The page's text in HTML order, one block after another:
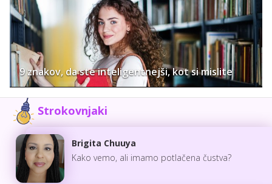
9 znakov, da ste inteligentnejši, kot si mislite
Strokovnjaki
Brigita Chuuya
Kako vemo, ali imamo potlačena čustva?